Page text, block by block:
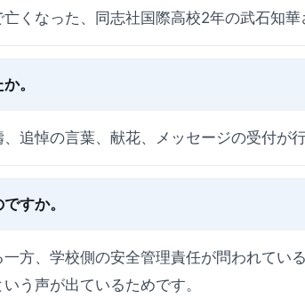
くなった、同志社国際高校2年の武石知華
。
追悼の言葉、献花、メッセージの受付が行
すか。
方、学校側の安全管理責任が問われてい
う声が出ているためです。